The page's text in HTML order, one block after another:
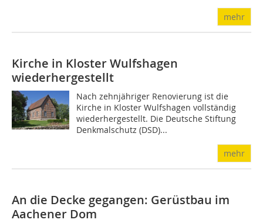
mehr
Kirche in Kloster Wulfshagen
wiederhergestellt
Nach zehnjähriger Renovierung ist die
Kirche in Kloster Wulfshagen vollständig
wiederhergestellt. Die Deutsche Stiftung
Denkmalschutz (DSD)...
mehr
An die Decke gegangen: Gerüstbau im
Aachener Dom